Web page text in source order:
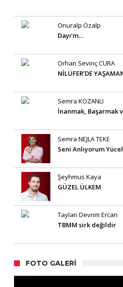
Onuralp Özalp
Dayı’m…
Orhan Sevinç CURA
NİLÜFER’DE
Semra KOZANLI
İnanmak, Başarmak
Semra NEJLA TEKE
Seni Anlıyorum
Şeyhmus Kaya
GÜZEL ÜLKEM
Taylan Devrim Ercan
TBMM sirk değildir
FOTO GALERI